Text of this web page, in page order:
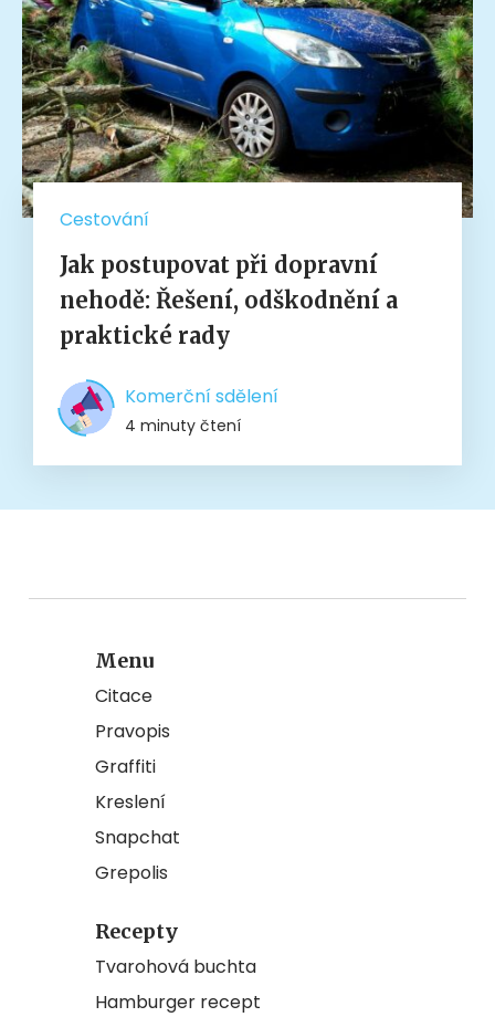
Cestování
Jak postupovat při dopravní
nehodě: Řešení, odškodnění a
praktické rady
Komerční sdělení
4 minuty čtení
Menu
Citace
Pravopis
Graffiti
Kreslení
Snapchat
Grepolis
Recepty
Tvarohová buchta
Hamburger recept